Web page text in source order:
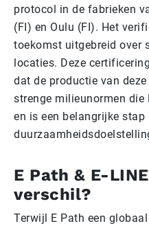
protocol in de fabrieken
(FI) en Oulu (FI). Het
toekomst uitgebreid over
locaties. Deze
dat de productie van
strenge milieunormen
en is een belangrijke
E Path & E-
verschil?
Terwijl E Path een